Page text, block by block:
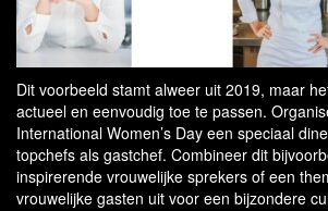
Dit voorbeeld stamt alweer uit 2019, maar
actueel en eenvoudig toe te passen.
International Women’s Day een speciaal
topchefs als gastchef. Combineer dit
inspirerende vrouwelijke sprekers of een
vrouwelijke gasten uit voor een bijzondere